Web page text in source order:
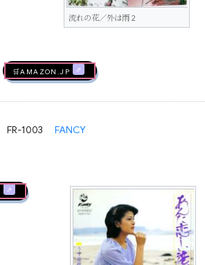
流れの花／外は雨 2
🛒AMAZON.jp
FR-1003 FANCY